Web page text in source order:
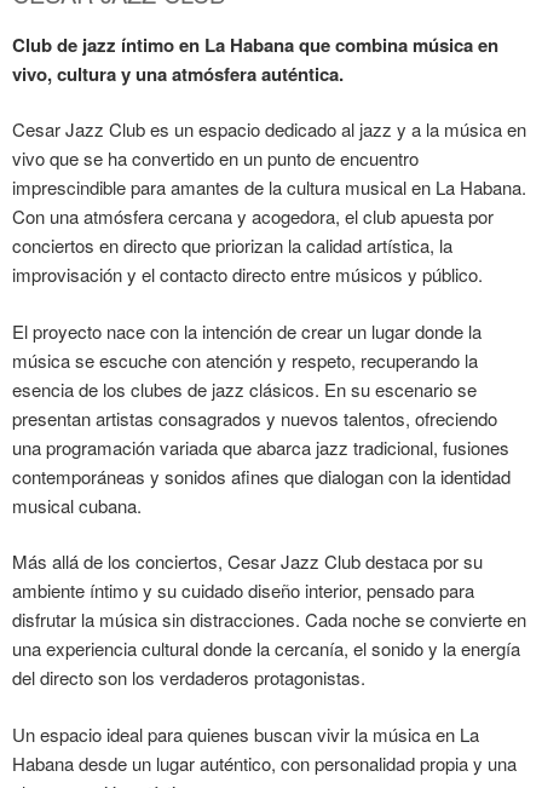
Club de jazz íntimo en La Habana que combina música en
vivo, cultura y una atmósfera auténtica.
Cesar Jazz Club es un espacio dedicado al jazz y a la música en
vivo que se ha convertido en un punto de encuentro
imprescindible para amantes de la cultura musical en La Habana.
Con una atmósfera cercana y acogedora, el club apuesta por
conciertos en directo que priorizan la calidad artística, la
improvisación y el contacto directo entre músicos y público.
El proyecto nace con la intención de crear un lugar donde la
música se escuche con atención y respeto, recuperando la
esencia de los clubes de jazz clásicos. En su escenario se
presentan artistas consagrados y nuevos talentos, ofreciendo
una programación variada que abarca jazz tradicional, fusiones
contemporáneas y sonidos afines que dialogan con la identidad
musical cubana.
Más allá de los conciertos, Cesar Jazz Club destaca por su
ambiente íntimo y su cuidado diseño interior, pensado para
disfrutar la música sin distracciones. Cada noche se convierte en
una experiencia cultural donde la cercanía, el sonido y la energía
del directo son los verdaderos protagonistas.
Un espacio ideal para quienes buscan vivir la música en La
Habana desde un lugar auténtico, con personalidad propia y una